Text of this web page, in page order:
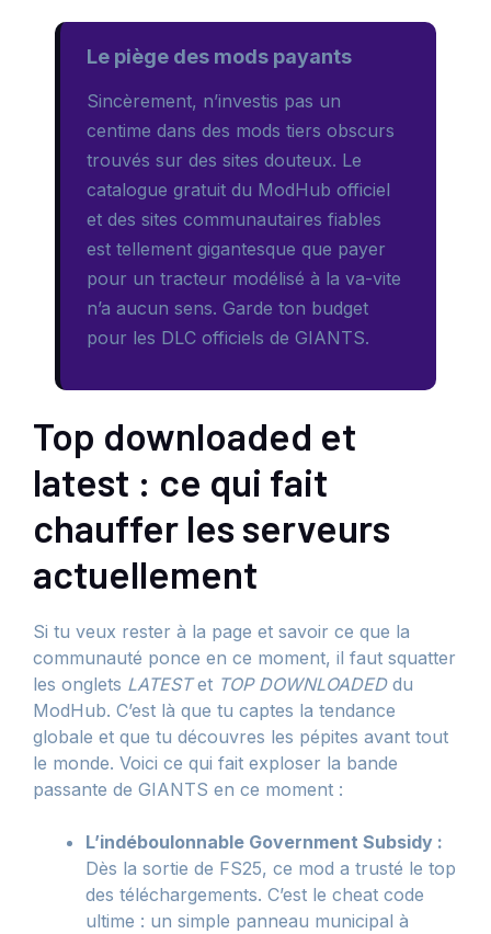
Le piège des mods payants
Sincèrement, n’investis pas un
centime dans des mods tiers obscurs
trouvés sur des sites douteux. Le
catalogue gratuit du ModHub officiel
et des sites communautaires fiables
est tellement gigantesque que payer
pour un tracteur modélisé à la va-vite
n’a aucun sens. Garde ton budget
pour les DLC officiels de GIANTS.
Top downloaded et
latest : ce qui fait
chauffer les serveurs
actuellement
Si tu veux rester à la page et savoir ce que la
communauté ponce en ce moment, il faut squatter
les onglets LATESTet TOP DOWNLOADEDdu
ModHub. C’est là que tu captes la tendance
globale et que tu découvres les pépites avant tout
le monde. Voici ce qui fait exploser la bande
passante de GIANTS en ce moment :
L’indéboulonnable Government Subsidy :
Dès la sortie de FS25, ce mod a trusté le top
des téléchargements. C’est le cheat code
ultime : un simple panneau municipal à